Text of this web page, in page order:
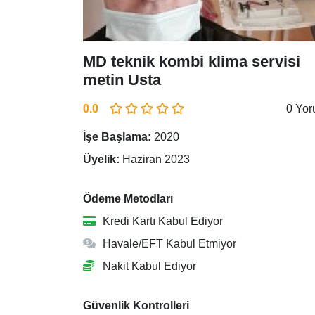
MD teknik kombi klima servisi
metin Usta
0.0 0
İşe Başlama: 2020
Üyelik: Haziran 2023
Ödeme Metodları
Kredi Kartı Kabul Ediyor
Havale/EFT Kabul Etmiyor
Nakit Kabul Ediyor
Güvenlik Kontrolleri